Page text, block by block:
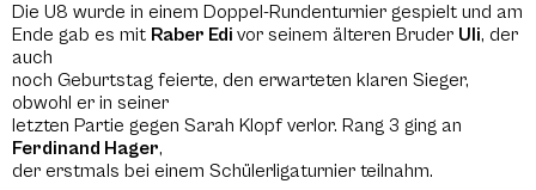
Die U8 wurde in einem Doppel-Rundenturnier gespielt und am
Ende gab es mit Raber Edi vor seinem älteren Bruder Uli, der
auch
noch Geburtstag feierte, den erwarteten klaren Sieger,
obwohl er in seiner
letzten Partie gegen Sarah Klopf verlor. Rang 3 ging an
Ferdinand Hager,
der erstmals bei einem Schülerligaturnier teilnahm.